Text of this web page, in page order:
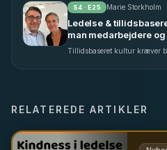
S4 · E25 Marie Storkholm
Ledelse &
man medarbejdere
fælles indsats? - med
Tillidsbaseret kultur kræver
RELATEREDE ARTIKLER